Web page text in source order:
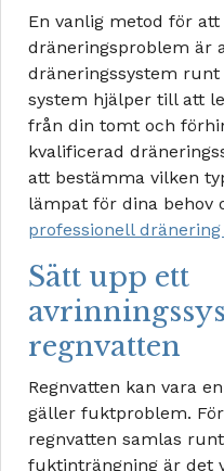
En vanlig metod för
dräneringsproblem är
dräneringssystem runt
system hjälper till att
från din tomt och
kvalificerad
att bestämma vilken
lämpat för dina behov
professionell
Sätt upp ett
regnvatten
Regnvatten kan vara
gäller fuktproblem.
regnvatten samlas
fuktinträngning är det